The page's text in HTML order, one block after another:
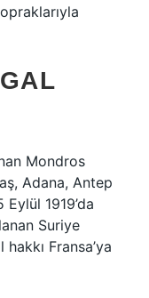
Mondros
Adana, Antep
1919’da
Suriye
Fransa’ya